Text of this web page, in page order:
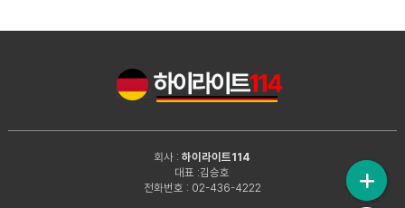
회사 :하이라이트114
대표 :김승호
전화번호 : 02-436-4222